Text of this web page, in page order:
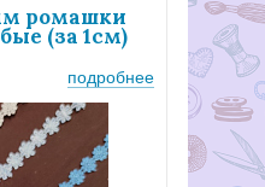
ромашки
(за 1см)
подробнее